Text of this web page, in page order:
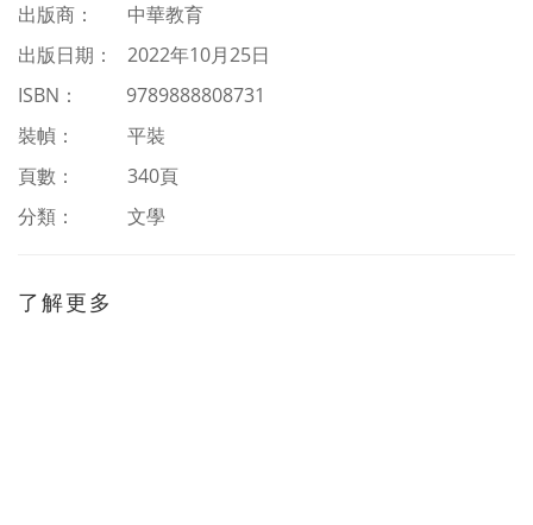
出版商： 中華教育
出版日期： 2022年10月25日
ISBN ：
9789888808731
裝幀： 平裝
頁數： 340頁
分類：
文學
了解更多